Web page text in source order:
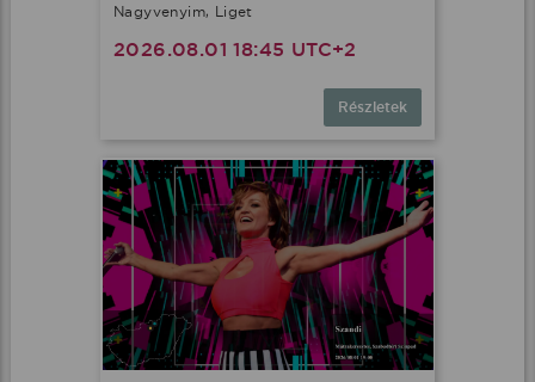
Nagyvenyim, Liget
2026.08.01 18:45 UTC+2
Részletek